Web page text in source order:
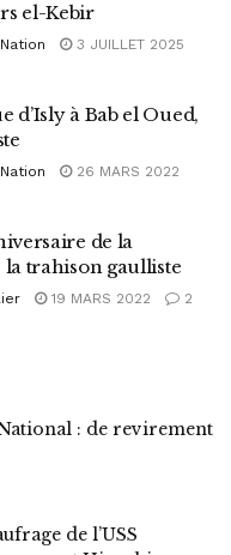
el-Kebir
3 JUILLET 2025
d’Isly à Bab el Oued,
26 MARS 2022
de la
trahison gaulliste
19 MARS 2022 2
: de revirement
de l’USS